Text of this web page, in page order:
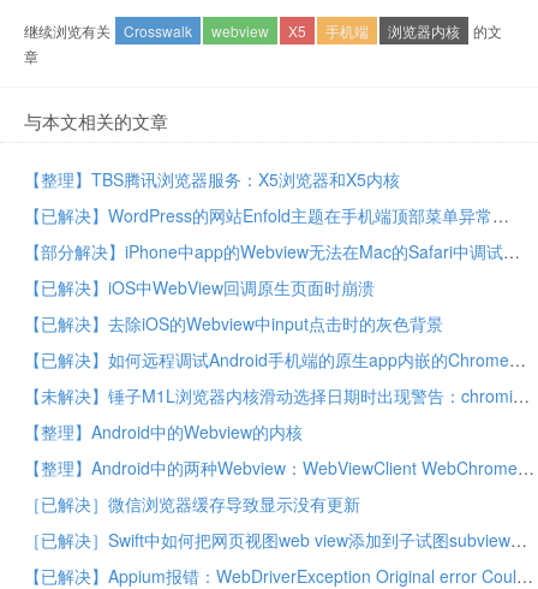
继续浏览有关 Crosswalk webview X5 手机端 浏览器内核
的文
章
与本文相关的文章
【整理】TBS腾讯浏览器服务：X5浏览器和X5内核
【已解决】WordPress的网站Enfold主题在手机端顶部菜单异常
【部分解决】iPhone中app的Webview无法在Mac的Safari中调试
【已解决】iOS中WebView回调原生页面时崩溃
【已解决】去除iOS的Webview中input点击时的灰色背景
【已解决】如何远程调试Android手机端的原生app内嵌的Chrome内核的浏览器的H5页面
【未解决】锤子M1L浏览器内核滑动选择日期时出现警告：chromium Ignored attempt to cancel a touchend event
【整理】Android中的Webview的内核
【整理】Android中的两种Webview：WebViewClient WebChromeClient
［已解决］微信浏览器缓存导致显示没有更新
［已解决］Swift中如何把网页视图web view添加到子试图subview中
【已解决】Appium报错：WebDriverException Original error Could not find a connected Android device